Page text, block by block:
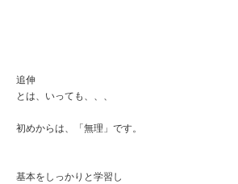
追伸
とは、いっても、、、
初めからは、「無理」です。
基本をしっかりと学習し